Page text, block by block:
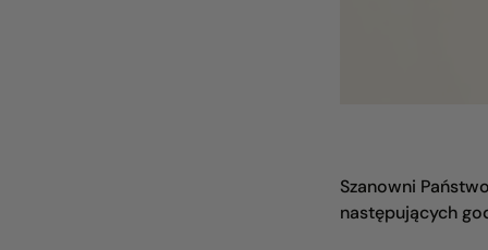
Szanowni
następujących